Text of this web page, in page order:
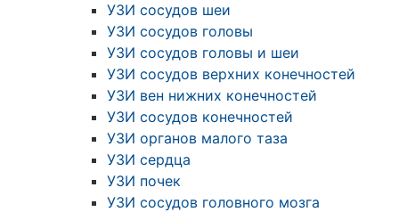
УЗИ сосудов шеи
УЗИ сосудов головы
УЗИ сосудов головы и шеи
УЗИ сосудов верхних конечностей
УЗИ вен нижних конечностей
УЗИ сосудов конечностей
УЗИ органов малого таза
УЗИ сердца
УЗИ почек
УЗИ сосудов головного мозга